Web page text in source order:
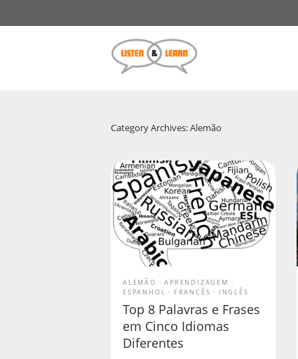
Category Archives: Alemão
ALEMÃO
APRENDIZAGEM
ESPANHOL
FRANCÊS INGLÊS
Top 8 Palavras e Frases
em Cinco Idiomas
Diferentes